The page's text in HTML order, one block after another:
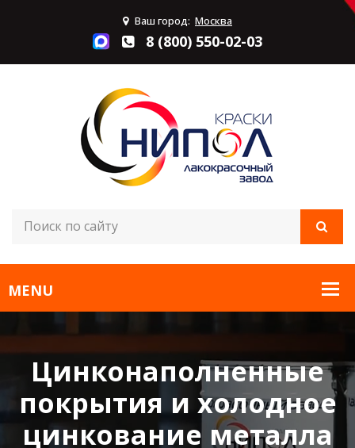
Ваш город: Москва
8 (800) 550-02-03
Цинконаполненные
покрытия и холодное
цинкование металла